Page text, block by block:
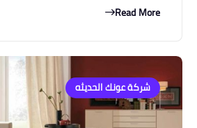
Read More
شركة عونك الحديثه